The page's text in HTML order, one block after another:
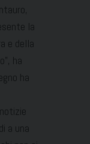
la
e della
ha
ha
a una